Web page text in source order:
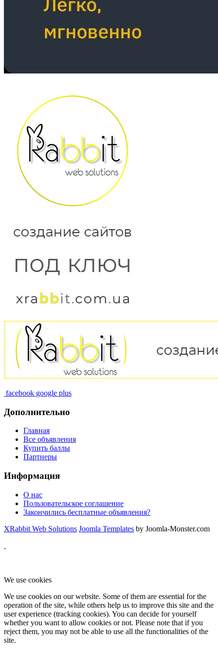
facebook google plus
Дополнительно
Главная
Все объявления
Купить баллы
Партнеры
Информация
О нас
Пользовательское соглашение
Закончились бесплатные объявления?
XRabbit Web Solutions Joomla Templates by Joomla-Monster.com
We use cookies
We use cookies on our website. Some of them are essential for the
operation of the site, while others help us to improve this site and the
user experience (tracking cookies). You can decide for yourself
whether you want to allow cookies or not. Please note that if you
reject them, you may not be able to use all the functionalities of the
site.